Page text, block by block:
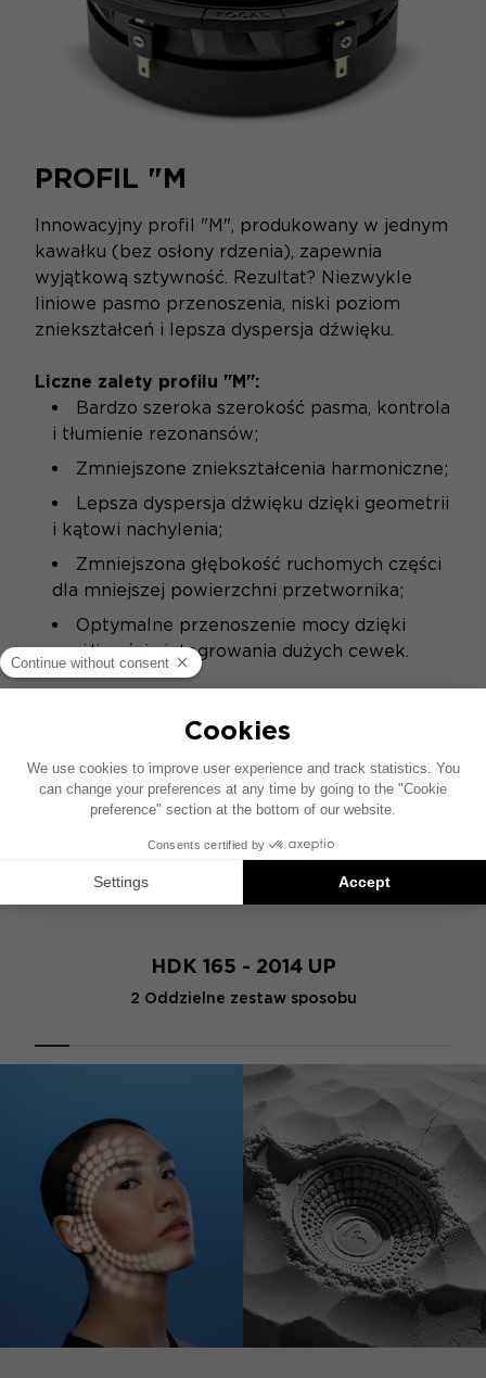
PROFIL "M
Innowacyjny profil "M", produkowany w jednym
kawałku (bez osłony rdzenia), zapewnia
wyjątkową sztywność. Rezultat? Niezwykle
liniowe pasmo przenoszenia, niski poziom
zniekształceń i lepsza dyspersja dźwięku.
Liczne zalety profilu "M":
Bardzo szeroka szerokość pasma, kontrola
i tłumienie rezonansów;
Zmniejszone zniekształcenia harmoniczne;
Lepsza dyspersja dźwięku dzięki geometrii
i kątowi nachylenia;
Zmniejszona głębokość ruchomych części
dla mniejszej powierzchni przetwornika;
Optymalne przenoszenie mocy dzięki
możliwości zintegrowania dużych cewek.
WYKORZYSTUJĄCE TĘ
TECHNOLOGIĘ
HDK 165 - 2014 UP
2 Oddzielne zestaw sposobu